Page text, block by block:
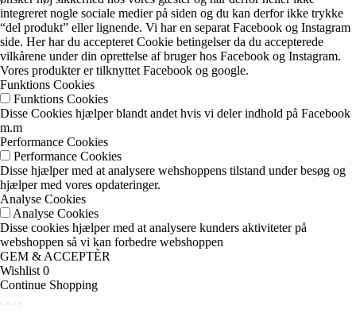
integreret nogle sociale medier på siden og du kan derfor ikke trykke
“del produkt” eller lignende. Vi har en separat Facebook og Instagram
side. Her har du accepteret Cookie betingelser da du accepterede
vilkårene under din oprettelse af bruger hos Facebook og Instagram.
Vores produkter er tilknyttet Facebook og google.
Funktions Cookies
Funktions Cookies
Disse Cookies hjælper blandt andet hvis vi deler indhold på Facebook
m.m
Performance Cookies
Performance Cookies
Disse hjælper med at analysere wehshoppens tilstand under besøg og
hjælper med vores opdateringer.
Analyse Cookies
Analyse Cookies
Disse cookies hjælper med at analysere kunders aktiviteter på
webshoppen så vi kan forbedre webshoppen
GEM & ACCEPTÈR
Wishlist 0
Continue Shopping